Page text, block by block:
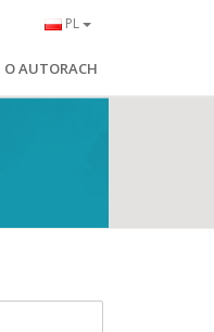
PL
O AUTORACH